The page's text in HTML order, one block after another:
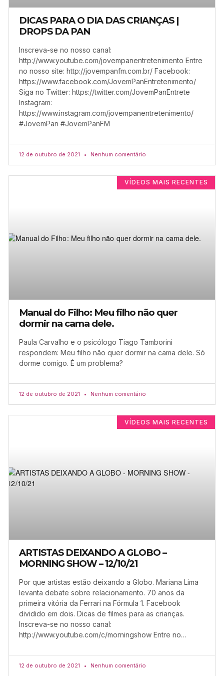
DICAS PARA O DIA DAS CRIANÇAS |
DROPS DA PAN
Inscreva-se no nosso canal:
http://www.youtube.com/jovempanentretenimento Entre
no nosso site: http://jovempanfm.com.br/ Facebook:
https://www.facebook.com/JovemPanEntretenimento/
Siga no Twitter: https://twitter.com/JovemPanEntrete
Instagram:
https://www.instagram.com/jovempanentretenimento/
#JovemPan #JovemPanFM
12 de outubro de 2021 Nenhum comentário
VÍDEOS MAIS RECENTES
Manual do Filho: Meu filho não quer
dormir na cama dele.
Paula Carvalho e o psicólogo Tiago Tamborini
respondem: Meu filho não quer dormir na cama dele. Só
dorme comigo. É um problema?
12 de outubro de 2021 Nenhum comentário
VÍDEOS MAIS RECENTES
ARTISTAS DEIXANDO A GLOBO –
MORNING SHOW – 12/10/21
Por que artistas estão deixando a Globo. Mariana Lima
levanta debate sobre relacionamento. 70 anos da
primeira vitória da Ferrari na Fórmula 1. Facebook
dividido em dois. Dicas de filmes para as crianças.
Inscreva-se no nosso canal:
http://www.youtube.com/c/morningshow Entre no…
12 de outubro de 2021 Nenhum comentário